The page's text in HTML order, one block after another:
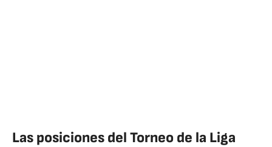
Las posiciones del Torneo de la Liga